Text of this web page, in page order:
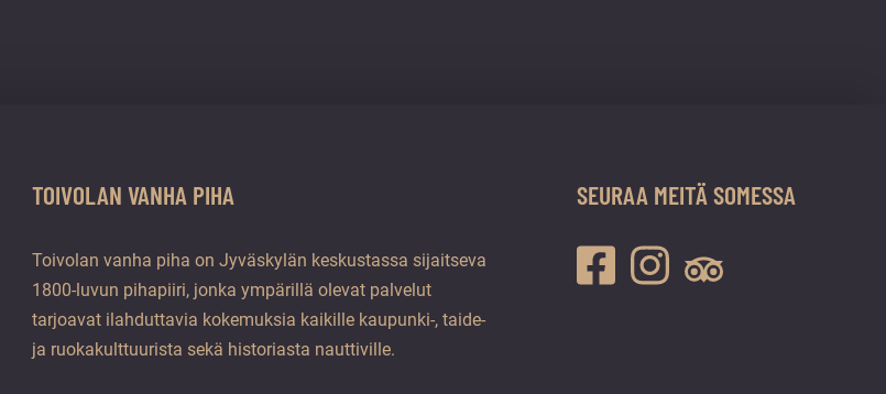
TOIVOLAN VANHA PIHA
Toivolan vanha piha on Jyväskylän keskustassa sijaitseva
1800-luvun pihapiiri, jonka ympärillä olevat palvelut
tarjoavat ilahduttavia kokemuksia kaikille kaupunki-, taide-
ja ruokakulttuurista sekä historiasta nauttiville.
SEURAA MEITÄ SOMESSA